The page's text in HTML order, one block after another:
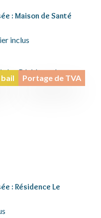
: Maison de Santé
inclus
Portage de TVA
: Résidence Le